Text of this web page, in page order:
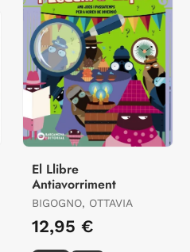
El Llibre
Antiavorriment
BIGOGNO, OTTAVIA
12,95 €